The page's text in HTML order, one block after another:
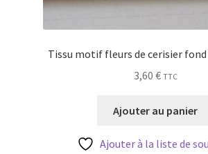
Tissu motif fleurs de cerisier fond
3,60 € TTC
Ajouter au panier
Ajouter à la liste de